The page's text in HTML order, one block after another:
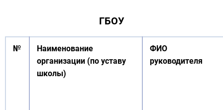
ГБОУ
№
Наименование
организации (по уставу
школы)
ФИО
руководителя